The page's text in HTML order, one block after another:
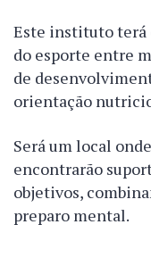
Este instituto terá
do esporte entre
de
orientação
Será um local
encontrarão
objetivos,
preparo mental.